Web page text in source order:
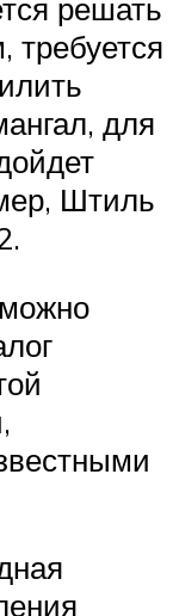
решать
для
Штиль